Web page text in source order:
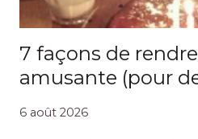
7 façons de
amusante (pour
6 août 2026